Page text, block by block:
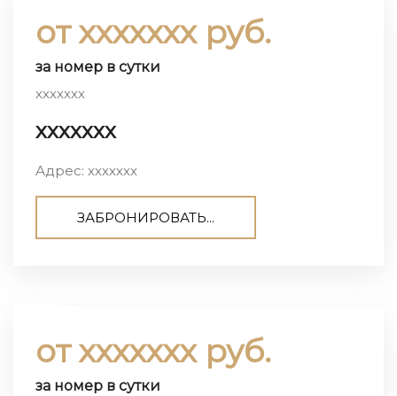
от ххххххх руб.
за номер в сутки
ххххххх
ххххххх
Адрес: ххххххх
ЗАБРОНИРОВАТЬ...
от ххххххх руб.
за номер в сутки